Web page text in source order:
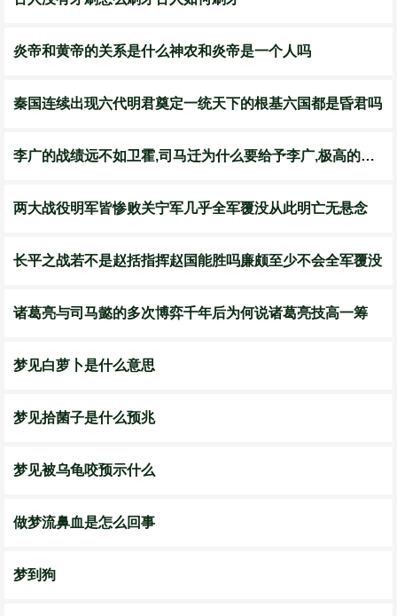
​炎帝和黄帝的关系是什么神农和炎帝是一个人吗
秦国连续出现六代明君奠定一统天下的根基六国都是昏君吗
李广的战绩远不如卫霍,司马迁为什么要给予李广,极高的赞誉
两大战役明军皆惨败关宁军几乎全军覆没从此明亡无悬念
长平之战若不是赵括指挥赵国能胜吗廉颇至少不会全军覆没
诸葛亮与司马懿的多次博弈千年后为何说诸葛亮技高一筹
梦见白萝卜是什么意思
梦见拾菌子是什么预兆
梦见被乌龟咬预示什么
做梦流鼻血是怎么回事
梦到狗